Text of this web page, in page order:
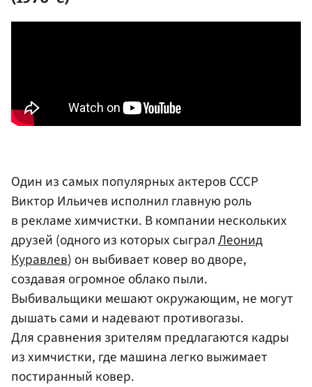
Один из самых популярных актеров СССР
Виктор Ильичев исполнил главную роль
в рекламе химчистки. В компании нескольких
друзей (одного из которых сыгралЛеонид
Куравлев) он выбивает ковер во дворе,
создавая огромное облако пыли.
Выбивальщики мешают окружающим, не могут
дышать сами и надевают противогазы.
Для сравнения зрителям предлагаются кадры
из химчистки, где машина легко выжимает
постиранный ковер.